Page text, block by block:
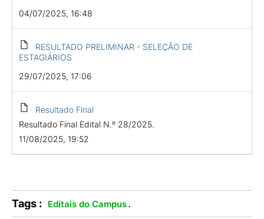
04/07/2025, 16:48
RESULTADO PRELIMINAR - SELEÇÃO DE
ESTAGIÁRIOS
29/07/2025, 17:06
Resultado Final
Resultado Final Edital N.º 28/2025.
11/08/2025, 19:52
Tags : Editais do Campus.